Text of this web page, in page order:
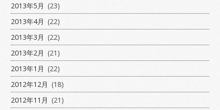
2013年5月 (23)
2013年4月 (22)
2013年3月 (22)
2013年2月 (21)
2013年1月 (22)
2012年12月 (18)
2012年11月 (21)